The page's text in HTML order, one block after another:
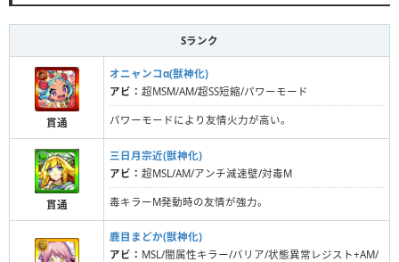
Sランク
貫通
オニャンコα(獣神化)
アビ： 超MSM/AM/超SS短縮/パワーモード
パワーモードにより友情火力が高い。
貫通
三日月宗近(獣神化)
アビ： 超MSL/AM/アンチ減速壁/対毒M
毒キラーM発動時の友情が強力。
鹿目まどか(獣神化)
アビ： MSL/闇属性キラー/バリア/状態異常レジスト+AM/